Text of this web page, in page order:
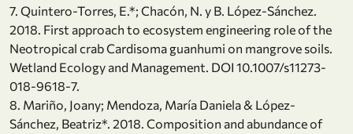
7. Quintero-Torres, E.*; Chacón, N. y B. López-Sánchez.
2018. First approach to ecosystem engineering role of the
Neotropical crab Cardisoma guanhumi on mangrove soils.
Wetland Ecology and Management. DOI 10.1007/s11273-
018-9618-7.
8. Mariño, Joany; Mendoza, María Daniela & López-
Sánchez, Beatriz*. 2018. Composition and abundance of